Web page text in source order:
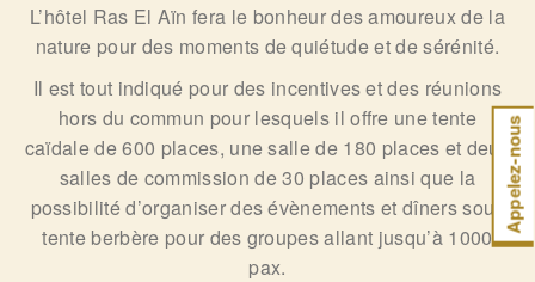
Appelez-nous
L’hôtel Ras El Aïn fera le bonheur des amoureux de la
nature pour des moments de quiétude et de sérénité.
Il est tout indiqué pour des incentives et des réunions
hors du commun pour lesquels il offre une tente
caïdale de 600 places, une salle de 180 places et deux
salles de commission de 30 places ainsi que la
possibilité d’organiser des évènements et dîners sous
tente berbère pour des groupes allant jusqu’à 1000
pax.